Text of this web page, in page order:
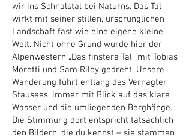
wir ins Schnalstal bei Naturns. Das Tal
wirkt mit seiner stillen, ursprünglichen
Landschaft fast wie eine eigene kleine
Welt. Nicht ohne Grund wurde hier der
Alpenwestern „Das finstere Tal” mit Tobias
Moretti und Sam Riley gedreht. Unsere
Wanderung führt entlang des Vernagter
Stausees, immer mit Blick auf das klare
Wasser und die umliegenden Berghänge.
Die Stimmung dort entspricht tatsächlich
den Bildern, die du kennst – sie stammen